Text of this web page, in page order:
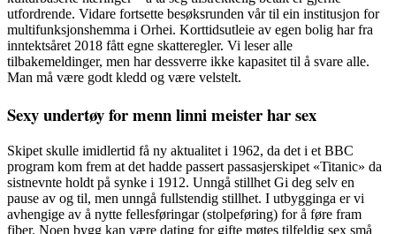
utfordrende. Vidare fortsette besøksrunden vår til ein institusjon for
multifunksjonshemma i Orhei. Korttidsutleie av egen bolig har fra
inntektsåret 2018 fått egne skatteregler. Vi leser alle
tilbakemeldinger, men har dessverre ikke kapasitet til å svare alle.
Man må være godt kledd og være velstelt.
Sexy undertøy for menn linni meister har sex
Skipet skulle imidlertid få ny aktualitet i 1962, da det i et BBC
program kom frem at det hadde passert passasjerskipet «Titanic» da
sistnevnte holdt på synke i 1912. Unngå stillhet Gi deg selv en
pause av og til, men unngå fullstendig stillhet. I utbygginga er vi
avhengige av å nytte fellesføringar (stolpeføring) for å føre fram
fiber. Noen bygg kan være dating for gifte møtes tilfeldig sex små